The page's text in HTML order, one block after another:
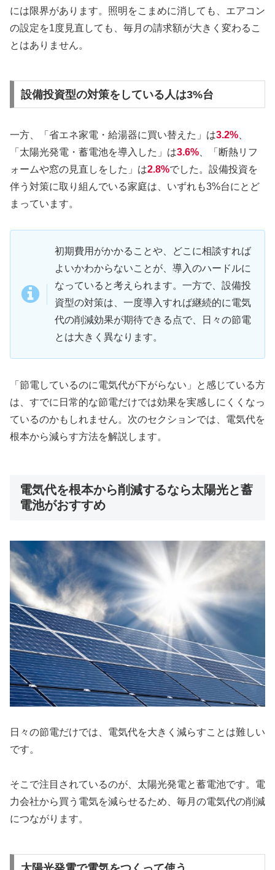
には限界があります。照明をこまめに消しても、エアコン
の設定を1度見直しても、毎月の請求額が大きく変わるこ
とはありません。
設備投資型の対策をしている人は3%台
一方、「省エネ家電・給湯器に買い替えた」は3.2%
「太陽光発電・蓄電池を導入した」は3.6% 、「断熱リフ
ォームや窓の見直しをした」は2.8%でした。設備投資を
伴う対策に取り組んでいる家庭は、いずれも3%台にとど
まっています。
初期費用がかかることや、どこに相談すれば
よいかわからないことが、導入のハードルに
なっていると考えられます。一方で、設備投
資型の対策は、一度導入すれば継続的に電気
代の削減効果が期待できる点で、日々の節電
とは大きく異なります。
「節電しているのに電気代が下がらない」と感じている方
は、すでに日常的な節電だけでは効果を実感しにくくなっ
ているのかもしれません。次のセクションでは、電気代を
根本から減らす方法を解説します。
電気代を根本から削減するなら太陽光と蓄
電池がおすすめ
日々の節電だけでは、電気代を大きく減らすことは難しい
です。
そこで注目されているのが、太陽光発電と蓄電池です。電
力会社から買う電気を減らせるため、毎月の電気代の削減
につながります。